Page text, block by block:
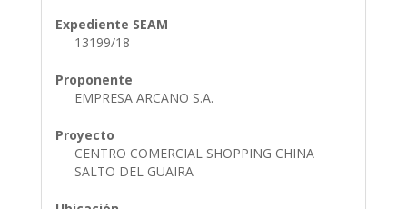
Expediente SEAM
13199/18
Proponente
EMPRESA ARCANO S.A.
Proyecto
CENTRO COMERCIAL SHOPPING CHINA
SALTO DEL GUAIRA